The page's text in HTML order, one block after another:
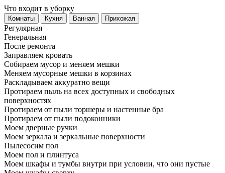
Что входит в уборку
Регу­лярная
Гене­ральная
После ремонта
Заправляем кровать
Собираем мусор и меняем мешки
Меняем мусорные мешки в корзинах
Раскладываем аккуратно вещи
Протираем пыль на всех доступных и свободных
поверхностях
Протираем от пыли торшеры и настенные бра
Протираем от пыли подоконники
Моем дверные ручки
Моем зеркала и зеркальные поверхности
Пылесосим пол
Моем пол и плинтуса
Моем шкафы и тумбы внутри при условии, что они пустые